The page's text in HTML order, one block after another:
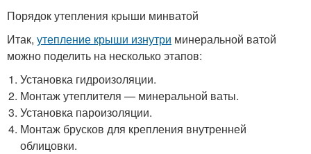
Порядок утепления крыши минватой
Итак, утепление крыши изнутри минеральной ватой
можно поделить на несколько этапов:
Установка гидроизоляции.
Монтаж утеплителя — минеральной ваты.
Установка пароизоляции.
Монтаж брусков для крепления внутренней
облицовки.